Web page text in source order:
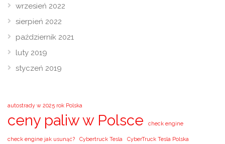
wrzesień 2022
sierpień 2022
październik 2021
luty 2019
styczeń 2019
autostrady w 2025 rok Polska
ceny paliw w Polsce check engine
check engine jak usunąć? Cybertruck Tesla CyberTruck Tesla Polska